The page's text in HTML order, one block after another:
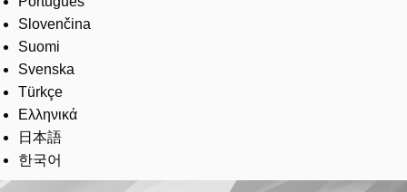
Slovenčina
Suomi
Svenska
Türkçe
Ελληνικά
日本語
한국어